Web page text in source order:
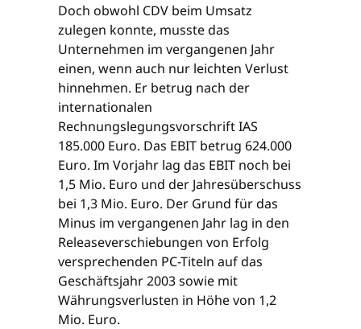
Doch obwohl CDV beim Umsatz
zulegen konnte, musste das
Unternehmen im vergangenen Jahr
einen, wenn auch nur leichten Verlust
hinnehmen. Er betrug nach der
internationalen
Rechnungslegungsvorschrift IAS
185.000 Euro. Das EBIT betrug 624.000
Euro. Im Vorjahr lag das EBIT noch bei
1,5 Mio. Euro und der Jahresüberschuss
bei 1,3 Mio. Euro. Der Grund für das
Minus im vergangenen Jahr lag in den
Releaseverschiebungen von Erfolg
versprechenden PC-Titeln auf das
Geschäftsjahr 2003 sowie mit
Währungsverlusten in Höhe von 1,2
Mio. Euro.